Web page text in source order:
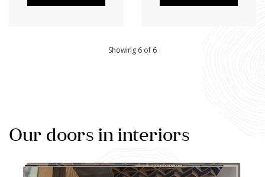
Showing 6 of 6
Our doors in interiors